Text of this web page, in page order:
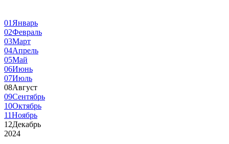
01 Январь
02Февраль
03Март
04Апрель
05Май
06Июнь
07Июль
08Август
09Сентябрь
10Октябрь
11Ноябрь
12Декабрь
2024